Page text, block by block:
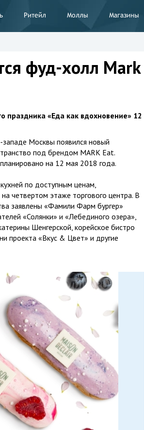
Ритейл Моллы Магазины
фуд-холл Mark
праздника «Еда как вдохновение» 12
западе Москвы появился новый
под брендом MARK Eat.
на 12 мая 2018 года.
по доступным ценам,
четвертом этаже торгового центра. В
заявлены «Фамили Фарм бургер»
«Солянки» и «Лебединого озера»,
Шенгерской, корейское бистро
проекта «Вкус & Цвет» и другие